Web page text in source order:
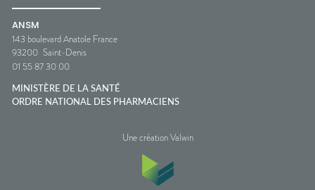
ANSM
143 boulevard Anatole France
93200 Saint-Denis
01 55 87 30 00
MINISTÈRE DE LA SANTÉ
ORDRE NATIONAL DES PHARMACIENS
Une création Valwin